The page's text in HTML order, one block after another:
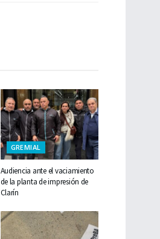
GREMIAL
Audiencia ante el vaciamiento
de la planta de impresión de
Clarín